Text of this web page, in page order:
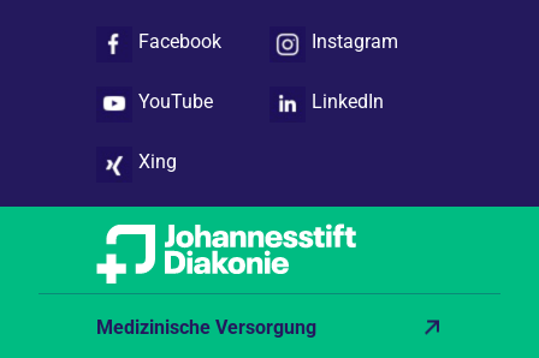
Facebook Instagram
YouTube LinkedIn
Xing
Medizinische Versorgung